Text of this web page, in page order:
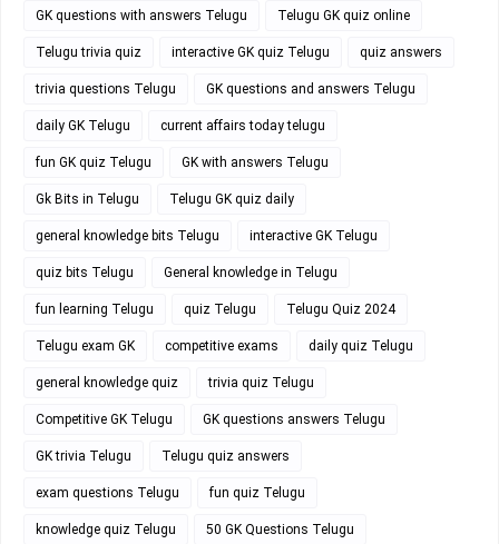
GK questions with answers Telugu Telugu GK quiz online
Telugu trivia quiz interactive GK quiz Telugu quiz answers
trivia questions Telugu GK questions and answers Telugu
daily GK Telugu current affairs today telugu
fun GK quiz Telugu GK with answers Telugu
Gk Bits in Telugu Telugu GK quiz daily
general knowledge bits Telugu interactive GK Telugu
quiz bits Telugu General knowledge in Telugu
fun learning Telugu quiz Telugu Telugu Quiz 2024
Telugu exam GK competitive exams daily quiz Telugu
general knowledge quiz trivia quiz Telugu
Competitive GK Telugu GK questions answers Telugu
GK trivia Telugu Telugu quiz answers
exam questions Telugu fun quiz Telugu
knowledge quiz Telugu 50 GK Questions Telugu